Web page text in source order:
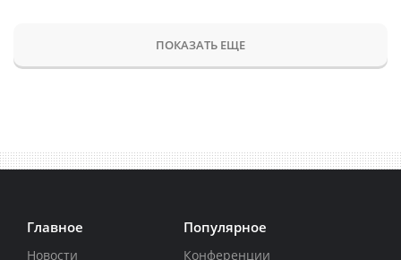
ПОКАЗАТЬ ЕЩЕ
Главное
Новости
Популярное
Конференции